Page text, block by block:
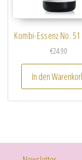
Kombi-Essenz No.
€24.90
In den